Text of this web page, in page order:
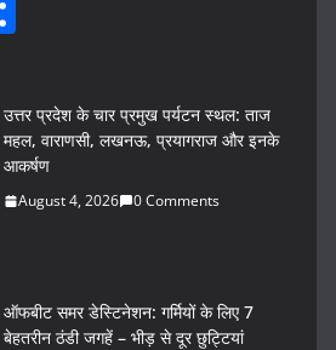
e
उत्तर प्रदेश के चार प्रमुख पर्यटन स्थल: ताज
महल, वाराणसी, लखनऊ, प्रयागराज और इनके
आकर्षण
August 4, 2026 0 Comments
ऑफबीट समर डेस्टिनेशन: गर्मियों के लिए 7
बेहतरीन ठंडी जगहें – भीड़ से दूर छुट्टियां